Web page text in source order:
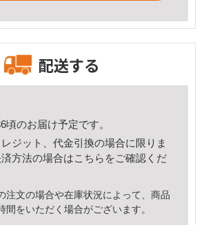
配送する
頃のお届け予定です。
ジット、代金引換の場合に限りま
方法の場合はこちら をご確認くだ
注文の場合や在庫状況によって、商品
間をいただく場合がございます。